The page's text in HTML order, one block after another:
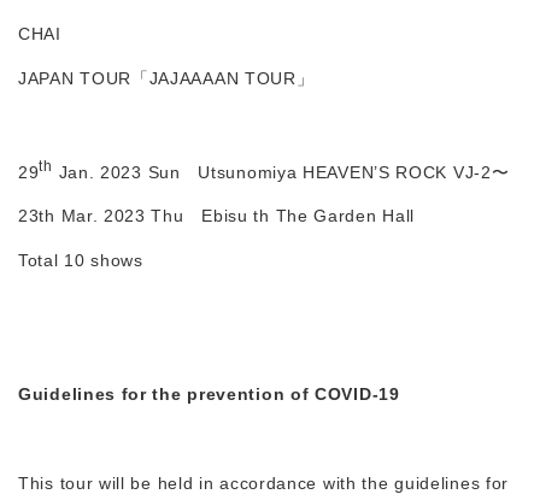
CHAI
JAPAN TOUR「JAJAAAAN TOUR」
29th Jan. 2023 Sun Utsunomiya HEAVEN’S ROCK VJ-2〜
23th Mar. 2023 Thu Ebisu th The Garden Hall
Total 10 shows
Guidelines for the prevention of COVID‑19
This tour will be held in accordance with the guidelines for